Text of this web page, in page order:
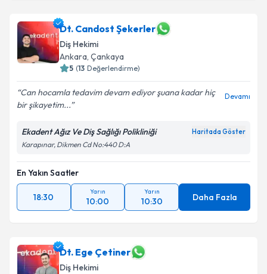
Dt. Candost Şekerler
Diş Hekimi
Ankara, Çankaya
5 (13 Değerlendirme)
Can hocamla tedavim devam ediyor şuana kadar hiç
bir şikayetim...
Devamı
Ekadent Ağız Ve Diş Sağlığı Polikliniği Haritada Göster
Karapınar, Dikmen Cd No:440 D:A
En Yakın Saatler
18:30
Yarın
10:00
Yarın
10:30 Daha Fazla
Dt. Ege Çetiner
Diş Hekimi